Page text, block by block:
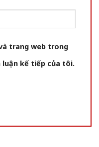
trang web trong
luận kế tiếp của tôi.